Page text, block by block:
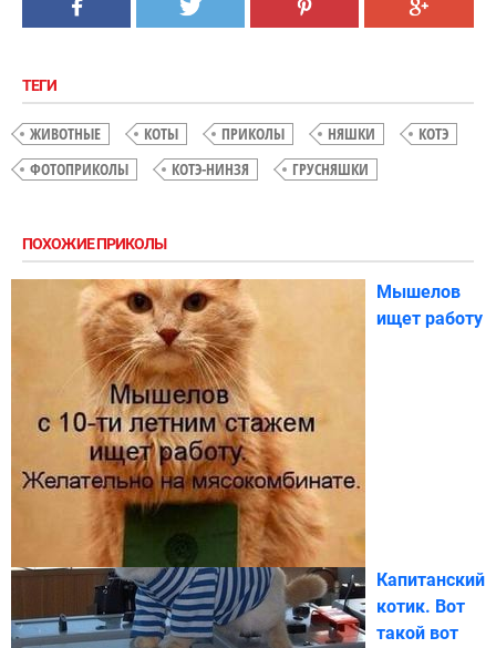
ТЕГИ
ЖИВОТНЫЕ КОТЫ ПРИКОЛЫ НЯШКИ
КОТЭ
ФОТОПРИКОЛЫ
КОТЭ-НИНЗЯ ГРУСНЯШКИ
ПОХОЖИЕ ПРИКОЛЫ
Мышелов
ищет работу
Капитанский
котик. Вот
такой вот